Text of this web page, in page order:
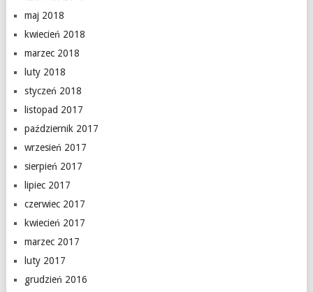
maj 2018
kwiecień 2018
marzec 2018
luty 2018
styczeń 2018
listopad 2017
październik 2017
wrzesień 2017
sierpień 2017
lipiec 2017
czerwiec 2017
kwiecień 2017
marzec 2017
luty 2017
grudzień 2016